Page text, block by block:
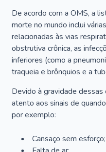
De acordo com a OMS, a
morte no mundo inclui
relacionadas às vias
obstrutiva crônica, as
inferiores (como a
traqueia e brônquios e a
Devido à gravidade
atento aos sinais de
por exemplo:
Cansaço sem esforço;